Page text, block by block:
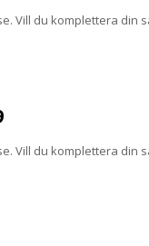
Vill du komplettera din
Vill du komplettera din